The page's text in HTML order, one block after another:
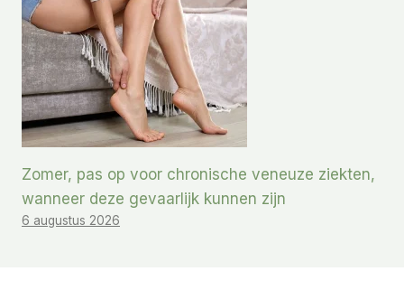
Zomer, pas op voor chronische veneuze ziekten,
wanneer deze gevaarlijk kunnen zijn
6 augustus 2026